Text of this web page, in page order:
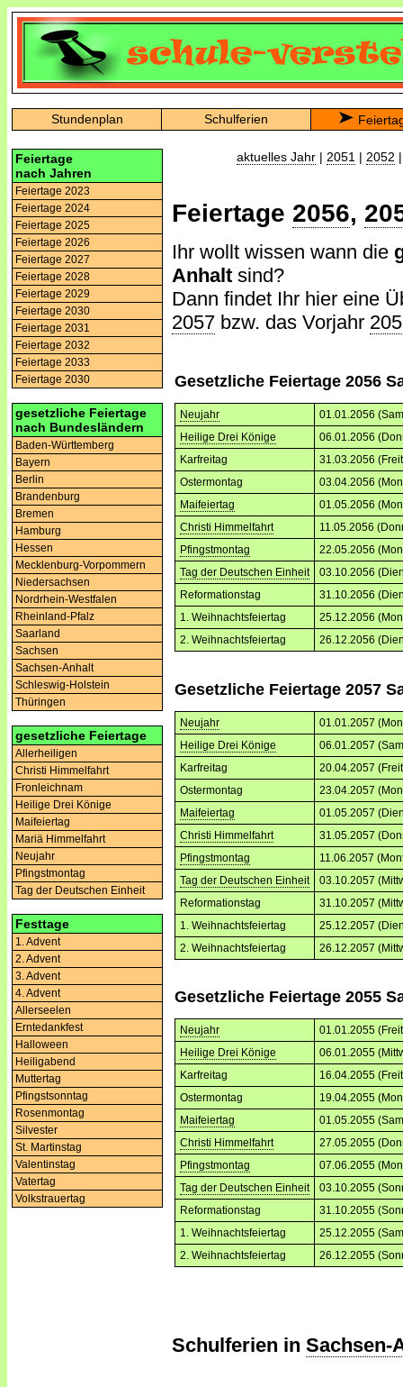
Stundenplan Schulferien
Feiertage
nach Jahren
Feiertage 2023
Feiertage 2024
Feiertage 2025
Feiertage 2026
Feiertage 2027
Feiertage 2028
Feiertage 2029
Feiertage 2030
Feiertage 2031
Feiertage 2032
Feiertage 2033
Feiertage 2030
gesetzliche Feiertage
nach Bundesländern
Baden-Württemberg
Bayern
Berlin
Brandenburg
Bremen
Hamburg
Hessen
Mecklenburg-Vorpommern
Niedersachsen
Nordrhein-Westfalen
Rheinland-Pfalz
Saarland
Sachsen
Sachsen-Anhalt
Schleswig-Holstein
Thüringen
gesetzliche Feiertage
Allerheiligen
Christi Himmelfahrt
Fronleichnam
Heilige Drei Könige
Maifeiertag
Mariä Himmelfahrt
Neujahr
Pfingstmontag
Tag der Deutschen Einheit
Festtage
1. Advent
2. Advent
3. Advent
4. Advent
Allerseelen
Erntedankfest
Halloween
Heiligabend
Muttertag
Pfingstsonntag
Rosenmontag
Silvester
St. Martinstag
Valentinstag
Vatertag
Volkstrauertag
aktuelles Jahr | 2051 | 2052
Feiertage 2056,
Ihr wollt wissen wann die
Anhalt sind?
Dann findet Ihr hier eine
2057 bzw. das Vorjahr
Gesetzliche Feiertage 2056
Neujahr
01.01.2056
Heilige Drei Könige
06.01.2056
Karfreitag
31.03.2056
Ostermontag
03.04.2056
Maifeiertag
01.05.2056
Christi Himmelfahrt
11.05.2056
Pfingstmontag
22.05.2056
Tag der Deutschen Einheit
03.10.2056
Reformationstag
31.10.2056
1. Weihnachtsfeiertag
25.12.2056
2. Weihnachtsfeiertag
26.12.2056
Gesetzliche Feiertage 2057
Neujahr
01.01.2057
Heilige Drei Könige
06.01.2057
Karfreitag
20.04.2057
Ostermontag
23.04.2057
Maifeiertag
01.05.2057
Christi Himmelfahrt
31.05.2057
Pfingstmontag
11.06.2057
Tag der Deutschen Einheit
03.10.2057
Reformationstag
31.10.2057
1. Weihnachtsfeiertag
25.12.2057
2. Weihnachtsfeiertag
26.12.2057
Gesetzliche Feiertage 2055
Neujahr
01.01.2055
Heilige Drei Könige
06.01.2055
Karfreitag
16.04.2055
Ostermontag
19.04.2055
Maifeiertag
01.05.2055
Christi Himmelfahrt
27.05.2055
Pfingstmontag
07.06.2055
Tag der Deutschen Einheit
03.10.2055
Reformationstag
31.10.2055
1. Weihnachtsfeiertag
25.12.2055
2. Weihnachtsfeiertag
26.12.2055
Schulferien in Sachsen-